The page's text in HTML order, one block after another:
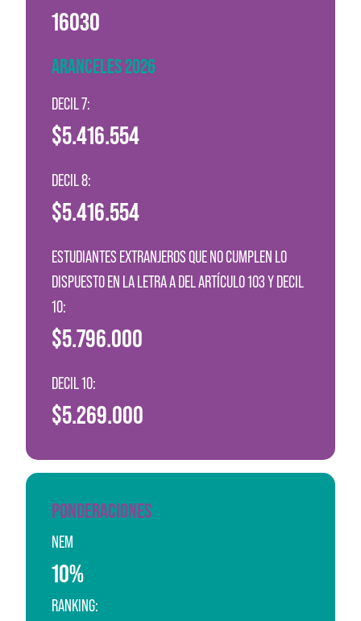
16030
ARANCELES 2026
DECIL 7:
$5.416.554
DECIL 8:
$5.416.554
ESTUDIANTES EXTRANJEROS QUE NO CUMPLEN LO
DISPUESTO EN LA LETRA A DEL ARTÍCULO 103 Y DECIL
10:
$5.796.000
DECIL 10:
$5.269.000
PONDERACIONES
NEM
10%
RANKING: